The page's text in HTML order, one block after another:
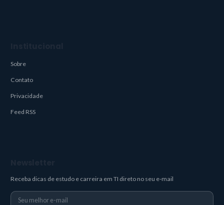
Sobre
Contato
Privacidade
Feed RSS
Receba dicas de estudo e carreira em TI direto no seu e-mail